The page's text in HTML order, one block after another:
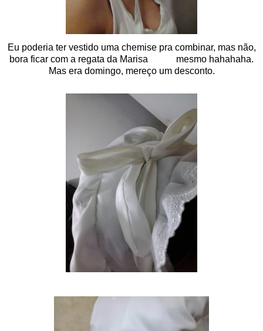
Eu poderia ter vestido uma chemise pra combinar, mas não,
bora ficar com a regata da Marisa mesmo hahahaha.
Mas era domingo, mereço um desconto.